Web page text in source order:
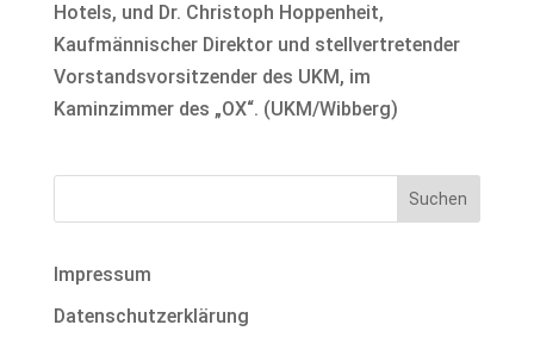
Hotels, und Dr. Christoph Hoppenheit,
Kaufmännischer Direktor und stellvertretender
Vorstandsvorsitzender des UKM, im
Kaminzimmer des „OX“. (UKM/Wibberg)
Impressum
Datenschutzerklärung